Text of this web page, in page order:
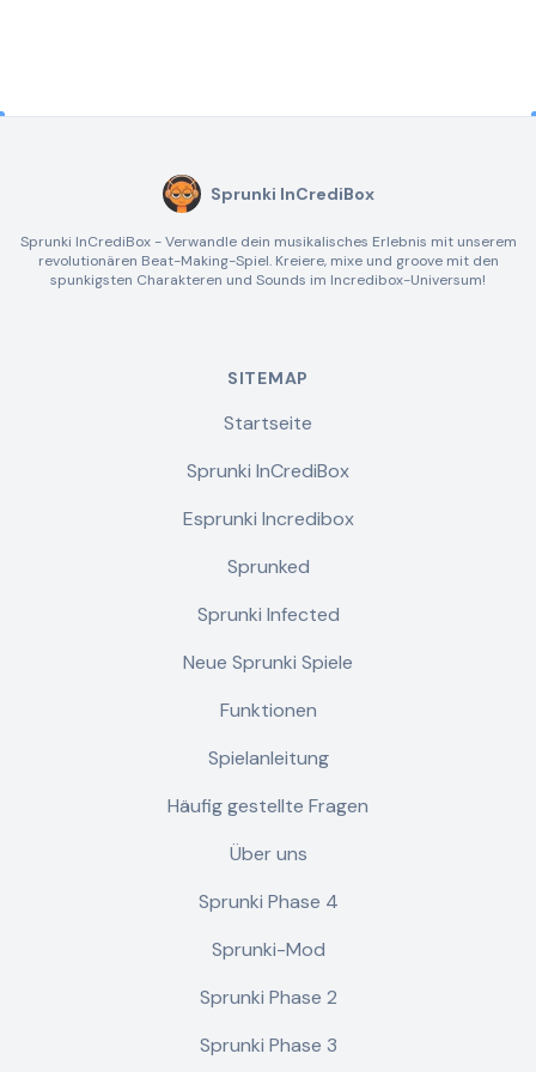
Sprunki InCrediBox
Sprunki InCrediBox - Verwandle dein musikalisches Erlebnis mit unserem
revolutionären Beat-Making-Spiel. Kreiere, mixe und groove mit den
spunkigsten Charakteren und Sounds im Incredibox-Universum!
SITEMAP
Startseite
Sprunki InCrediBox
Esprunki Incredibox
Sprunked
Sprunki Infected
Neue Sprunki Spiele
Funktionen
Spielanleitung
Häufig gestellte Fragen
Über uns
Sprunki Phase 4
Sprunki-Mod
Sprunki Phase 2
Sprunki Phase 3